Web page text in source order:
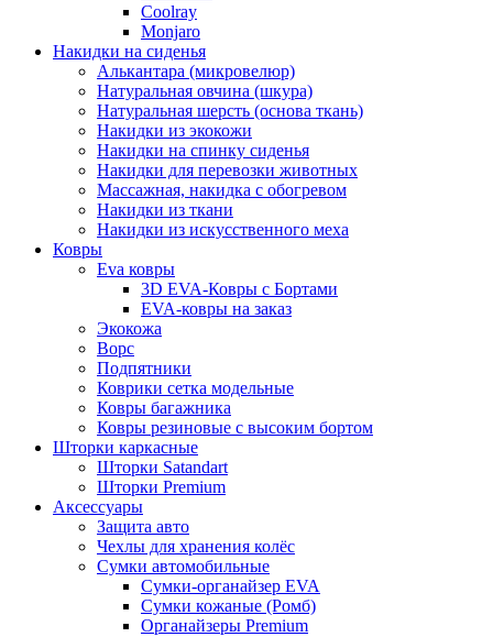
Coolray
Monjaro
Накидки на сиденья
Алькантара (микровелюр)
Натуральная овчина (шкура)
Натуральная шерсть (основа ткань)
Накидки из экокожи
Накидки на спинку сиденья
Накидки для перевозки животных
Массажная, накидка с обогревом
Накидки из ткани
Накидки из искусственного меха
Ковры
Eva ковры
3D EVA-Ковры с Бортами
EVA-ковры на заказ
Экокожа
Ворс
Подпятники
Коврики сетка модельные
Ковры багажника
Ковры резиновые с высоким бортом
Шторки каркасные
Шторки Satandart
Шторки Premium
Аксессуары
Защита авто
Чехлы для хранения колёс
Сумки автомобильные
Сумки-органайзер EVA
Сумки кожаные (Ромб)
Органайзеры Premium